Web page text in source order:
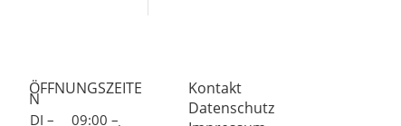
ÖFFNUNGSZEITE
N
DI – 09:00 –
Kontakt
Datenschutz